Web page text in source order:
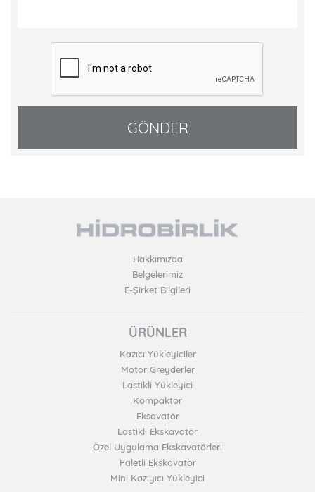
Hakkımızda
Belgelerimiz
E-Şirket Bilgileri
ÜRÜNLER
Kazıcı Yükleyiciler
Motor Greyderler
Lastikli Yükleyici
Kompaktör
Eksavatör
Lastikli Ekskavatör
Özel Uygulama Ekskavatörleri
Paletli Ekskavatör
Mini Kazıyıcı Yükleyici